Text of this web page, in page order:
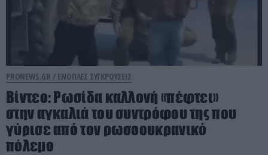
PRONEWS.GR / ΕΝΟΠΛΕΣ ΣΥΓΚΡΟΥΣΕΙΣ
Βίντεο: Ρωσίδα καλλονή «πέφτει»
στην αγκαλιά του συντρόφου της που
γύρισε από τον ρωσοουκρανικό
πόλεμο